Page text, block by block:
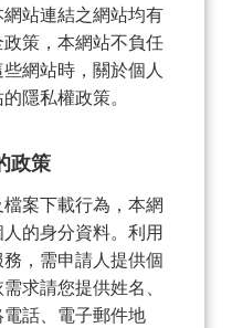
站連結之網站均有
策，本網站不負任
網站時，關於個人
隱私權政策。
政策
案下載行為，本網
的身分資料。利用
，需申請人提供個
求請您提供姓名、
話、電子郵件地